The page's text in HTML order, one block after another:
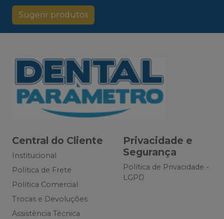
Sugerir produtos
Central do Cliente
Institucional
Política de Frete
Política Comercial
Trocas e Devoluções
Assistência Técnica
Privacidade e
Segurança
Política de Privacidade -
LGPD